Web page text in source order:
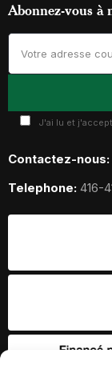
Abonnez-vous à
J'ai lu et
Contactez-nous:
Telephone: 416-